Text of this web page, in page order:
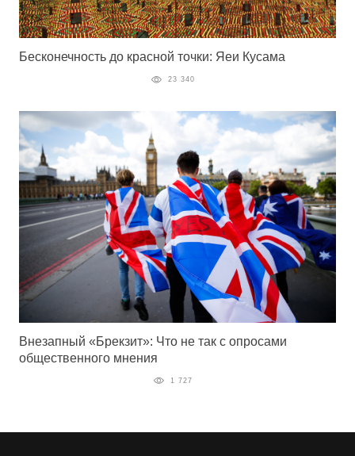
Бесконечность до красной точки: Яеи Кусама
23 340
Внезапный «Брекзит»: Что не так с опросами
общественного мнения
1 727